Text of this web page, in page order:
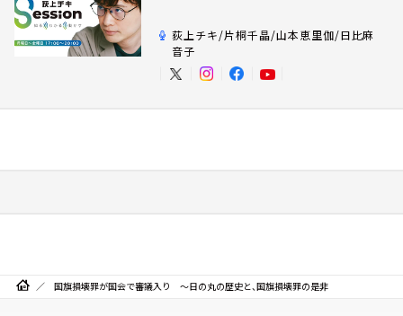
荻上チキ/片桐千晶/山本恵里伽/日比麻
音子
国旗損壊罪が国会で審議入り ～日の丸の歴史と、国旗損壊罪の是非